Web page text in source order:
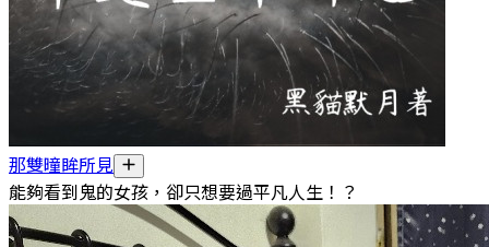
那雙曈眸所見
能夠看到鬼的女孩，卻只想要過平凡人生！？